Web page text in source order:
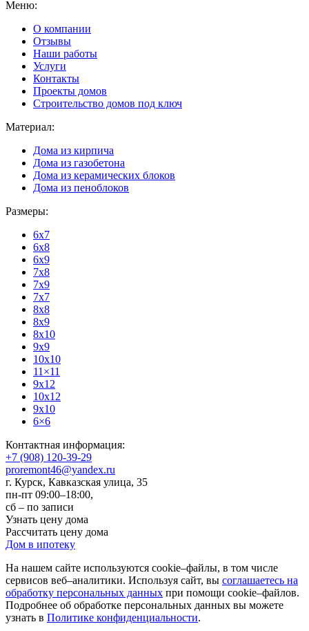
Меню:
О компании
Отзывы
Наши работы
Услуги
Контакты
Проекты домов
Строительство домов под ключ
Материал:
Дома из кирпича
Дома из газобетона
Дома из керамических блоков
Дома из пеноблоков
Размеры:
6x7
6x8
6x9
7x8
7x9
7x7
8x8
8x9
8x10
9x9
10x10
11×11
9x12
10x12
9x10
6×6
Контактная информация:
+7 (908) 120-39-29
proremont46@yandex.ru
г. Курск, Кавказская улица, 35
пн-пт 09:00–18:00,
сб – по записи
Узнать цену дома
Рассчитать цену дома
Дом в ипотеку
На нашем сайте используются cookie–файлы, в том числе
сервисов веб–аналитики. Используя сайт, вы соглашаетесь на
обработку персональных данных при помощи cookie–файлов.
Подробнее об обработке персональных данных вы можете
узнать в Политике конфиденциальности.